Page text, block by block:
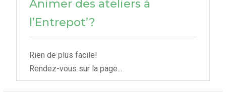
Animer des ateliers à
l’Entrepot’?
Rien de plus facile!
Rendez-vous sur la page...